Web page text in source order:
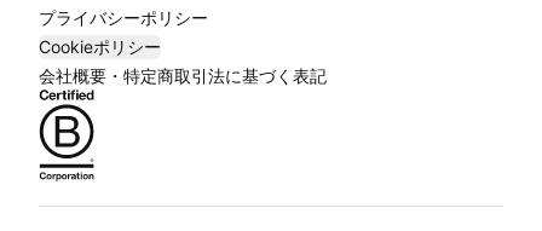
プライバシーポリシー
Cookieポリシー
会社概要・特定商取引法に基づく表記